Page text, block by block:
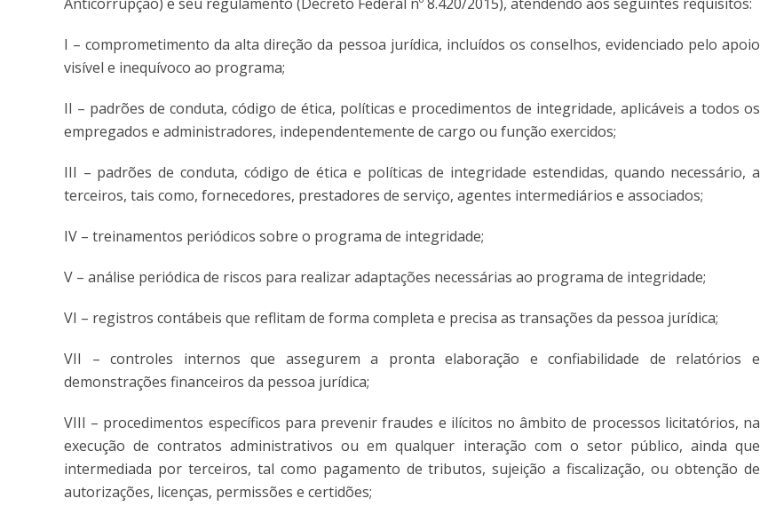
I – comprometimento da alta direção da pessoa jurídica, incluídos os conselhos, evidenciado pelo apoio
visível e inequívoco ao programa;
II – padrões de conduta, código de ética, políticas e procedimentos de integridade, aplicáveis a todos os
empregados e administradores, independentemente de cargo ou função exercidos;
III – padrões de conduta, código de ética e políticas de integridade estendidas, quando necessário, a
terceiros, tais como, fornecedores, prestadores de serviço, agentes intermediários e associados;
IV – treinamentos periódicos sobre o programa de integridade;
V – análise periódica de riscos para realizar adaptações necessárias ao programa de integridade;
VI – registros contábeis que reflitam de forma completa e precisa as transações da pessoa jurídica;
VII – controles internos que assegurem a pronta elaboração e confiabilidade de relatórios e
demonstrações financeiros da pessoa jurídica;
VIII – procedimentos específicos para prevenir fraudes e ilícitos no âmbito de processos licitatórios, na
execução de contratos administrativos ou em qualquer interação com o setor público, ainda que
intermediada por terceiros, tal como pagamento de tributos, sujeição a fiscalização, ou obtenção de
autorizações, licenças, permissões e certidões;